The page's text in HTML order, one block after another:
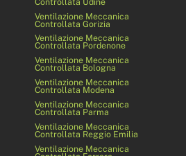
Ventilazione Meccanica
Controllata Gorizia
Ventilazione Meccanica
Controllata Pordenone
Ventilazione Meccanica
Controllata Bologna
Ventilazione Meccanica
Controllata Modena
Ventilazione Meccanica
Controllata Parma
Ventilazione Meccanica
Controllata Reggio Emilia
Ventilazione Meccanica